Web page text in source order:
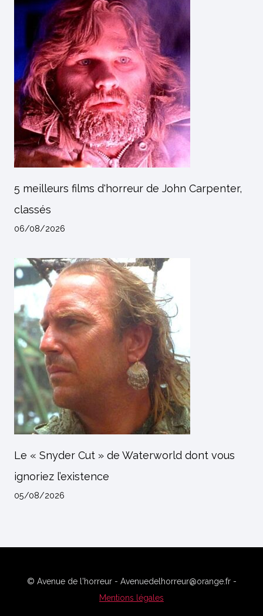
5 meilleurs films d'horreur de John Carpenter,
classés
06/08/2026
Le « Snyder Cut » de Waterworld dont vous
ignoriez l’existence
05/08/2026
© Avenue de l'horreur - Avenuedelhorreur@orange.fr -
Mentions légales